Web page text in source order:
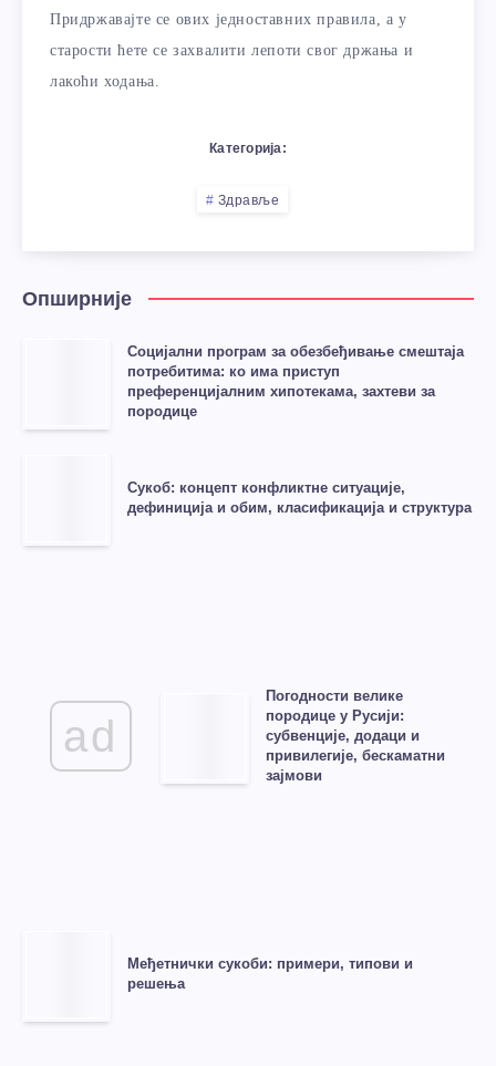
Придржавајте се ових једноставних правила, а у
старости ћете се захвалити лепоти свог држања и
лакоћи ходања.
Категорија:
Здравље
Опширније
Социјални програм за обезбеђивање смештаја
потребитима: ко има приступ
преференцијалним хипотекама, захтеви за
породице
Сукоб: концепт конфликтне ситуације,
дефиниција и обим, класификација и структура
ad
Погодности велике
породице у Русији:
субвенције, додаци и
привилегије, бескаматни
зајмови
Међетнички сукоби: примери, типови и
решења